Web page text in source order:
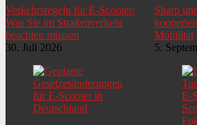
Verkehrsregeln für E-Scooter:
Was Sie im Straßenverkehr
beachten müssen
30. Juli 2026
Sharp
Mobilität
5.